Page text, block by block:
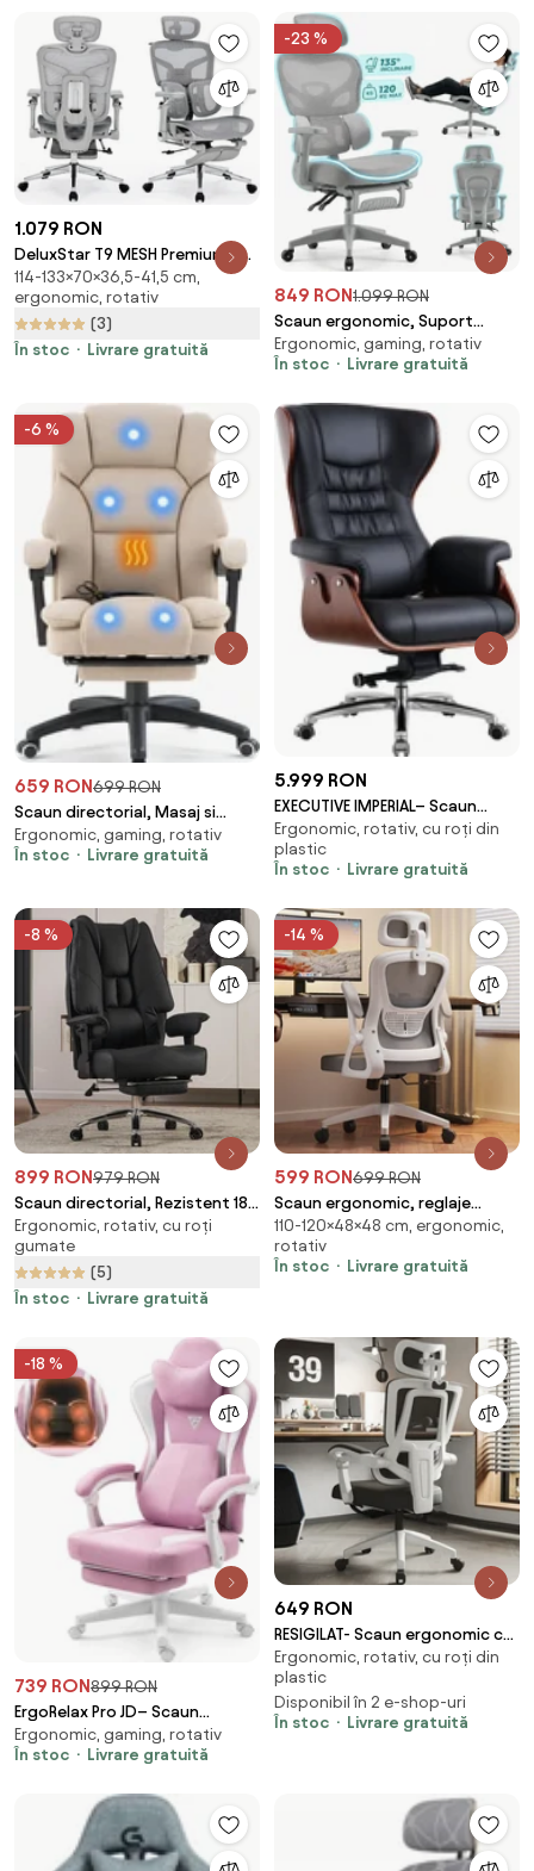
1.079 RON
DeluxStar T9 MESH Premium –
Scaun Ergonomic, Cotiere 6D,
Suport Lombar Adaptiv, Spătar
Reglabil pe Înaltime în 5 poziții,
Mecanism Înclinare/Blocare,
114-133×70×36,5-41,5 cm,
ergonomic, rotativ
(3)
În stoc
Livrare gratuită
-23 %
849 RON1.099 RON
Scaun ergonomic, Suport
Lombar 3 Zone Dinamice,
Spătar ajustabil pe inaltime,
pentru picioare, umeras,
pivotant, Mesh, Gri
Ergonomic, gaming, rotativ
În stoc
Livrare gratuită
-6 %
659 RON699 RON
Scaun directorial, Masaj si
Incalzire in 7 puncte, spatar
rabatabil, suport pentru
premium, Bej
Ergonomic, gaming, rotativ
În stoc
Livrare gratuită
5.999 RON
EXECUTIVE IMPERIAL– Scaun
Directorial Premium, Tapițerie
din Piele PU Calitativă, Furnir
Curbat Finisaj Nuc, Funcție de
Bază din Aluminiu, Negru
Ergonomic, rotativ, cu roți din
plastic
În stoc
Livrare gratuită
-8 %
899 RON979 RON
Scaun directorial, Rezistent 180
kg, Sezut cu Arcuri Metalice și
Spumă, cotiere reglabile
inaltime, piele PU, Negru
Ergonomic, rotativ, cu roți
gumate
(5)
În stoc
Livrare gratuită
-14 %
599 RON699 RON
Scaun ergonomic, reglaje
multiple, suport lombar, tetieră
ajustabilă, Alb/Gri
110-120×48×48 cm, ergonomic,
rotativ
În stoc
Livrare gratuită
-18 %
739 RON899 RON
ErgoRelax Pro JD– Scaun
Gaming Ergonomic, Masaj
Lombar si Incalzire, Spătar
Material textil, Roz/Alb
Ergonomic, gaming, rotativ
În stoc
Livrare gratuită
649 RON
RESIGILAT- Scaun ergonomic cu
suport lombar, tetieră reglabilă
3D, suport pentru picioare,
Mesh, Alb/Negru
Ergonomic, rotativ, cu roți din
plastic
Disponibil în 2 e-shop-uri
În stoc
Livrare gratuită